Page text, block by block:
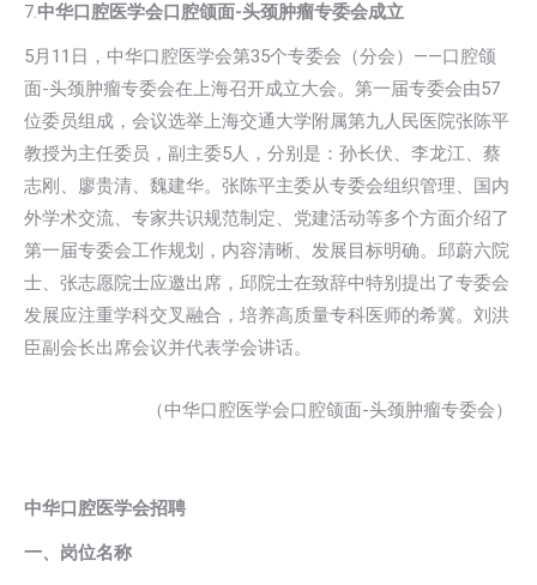
7.中华口腔医学会口腔颌面-头颈肿瘤专委会成立
5月11日，中华口腔医学会第35个专委会（分会）——口腔颌
面-头颈肿瘤专委会在上海召开成立大会。第一届专委会由57
位委员组成，会议选举上海交通大学附属第九人民医院张陈平
教授为主任委员，副主委5人，分别是：孙长伏、李龙江、蔡
志刚、廖贵清、魏建华。张陈平主委从专委会组织管理、国内
外学术交流、专家共识规范制定、党建活动等多个方面介绍了
第一届专委会工作规划，内容清晰、发展目标明确。邱蔚六院
士、张志愿院士应邀出席，邱院士在致辞中特别提出了专委会
发展应注重学科交叉融合，培养高质量专科医师的希冀。刘洪
臣副会长出席会议并代表学会讲话。
（中华口腔医学会口腔颌面-头颈肿瘤专委会）
中华口腔医学会招聘
一、岗位名称